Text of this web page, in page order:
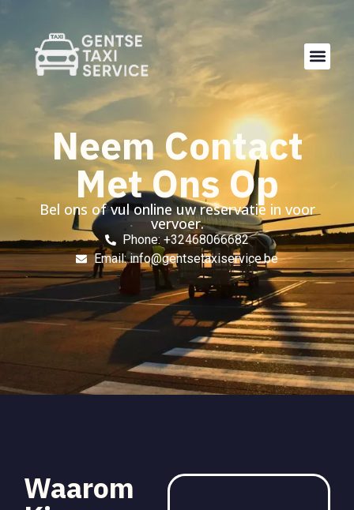
Neem Contact
Met Ons Op
Bel ons of vul online uw reservatie in voor
vervoer.
Phone: +32468066682
Email: info@gentsetaxiservice.be
Waarom